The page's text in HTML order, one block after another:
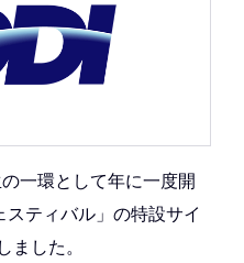
一環として年に一度開
ティバル」の特設サイ
ました。